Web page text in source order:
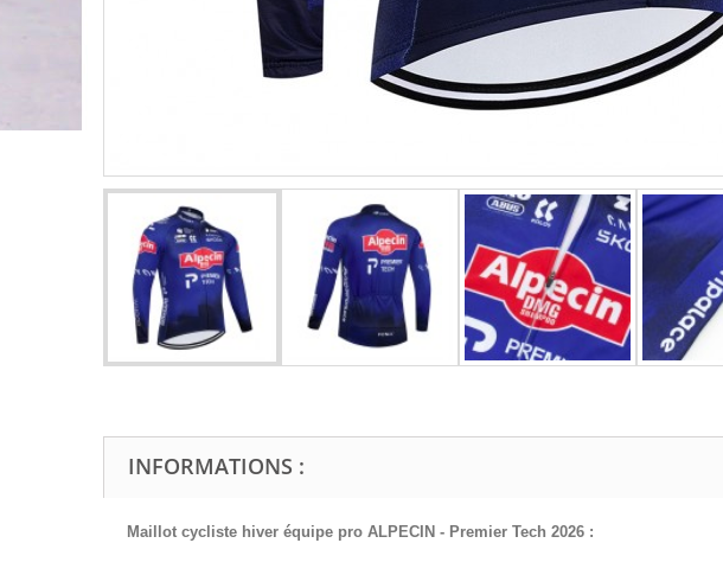
INFORMATIONS :
Maillot cycliste hiver équipe pro ALPECIN - Premier Tech 2026 :